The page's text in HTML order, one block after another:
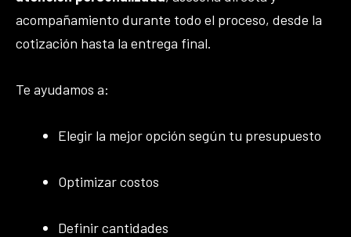
acompañamiento durante todo el proceso, desde la
cotización hasta la entrega final.
Te ayudamos a:
Elegir la mejor opción según tu presupuesto
Optimizar costos
Definir cantidades